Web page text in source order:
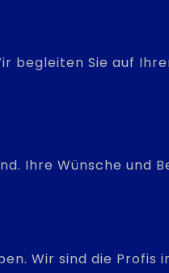
begleiten Sie auf
Ihre Wünsche und
Wir sind die